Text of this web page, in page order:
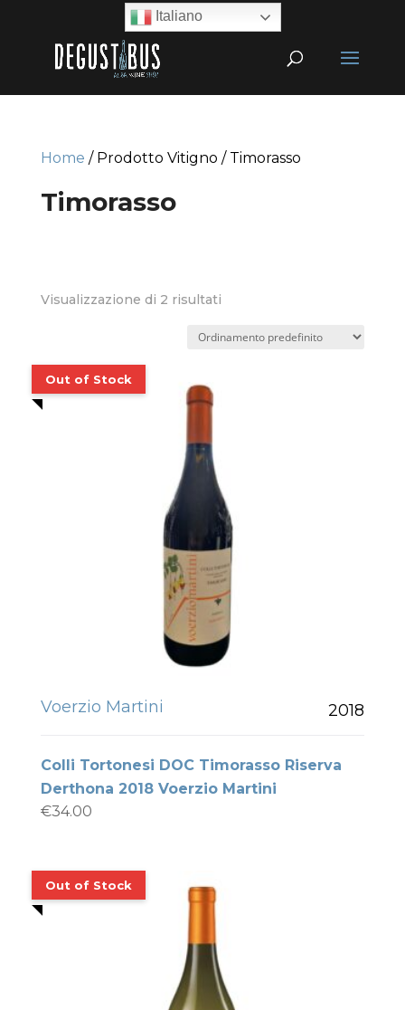
Home / Prodotto Vitigno / Timorasso
Timorasso
Visualizzazione di 2 risultati
Voerzio Martini 2018
Colli Tortonesi DOC Timorasso Riserva
Derthona 2018 Voerzio Martini
€34.00
Italiano